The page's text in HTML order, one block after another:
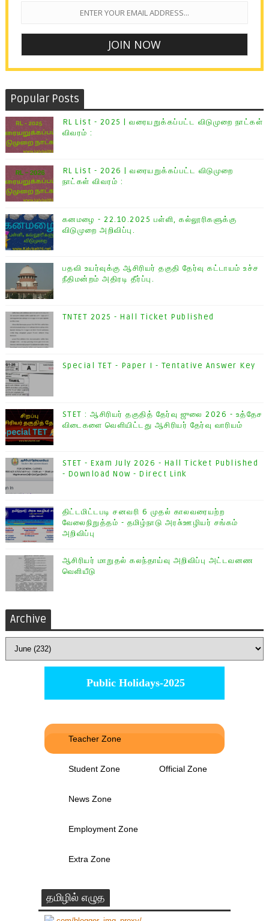
Popular Posts
RL List - 2025 | வரையறுக்கப்பட்ட விடுமுறை நாட்கள்
விவரம் :
RL List - 2026 | வரையறுக்கப்பட்ட விடுமுறை
நாட்கள் விவரம் :
கனமழை - 22.10.2025 பள்ளி, கல்லூரிகளுக்கு
விடுமுறை அறிவிப்பு.
பதவி உயர்வுக்கு ஆசிரியர் தகுதி தேர்வு கட்டாயம் உச்ச
நீதிமன்றம் அதிரடி தீர்ப்பு.
TNTET 2025 - Hall Ticket Published
Special TET - Paper I - Tentative Answer Key
STET : ஆசிரியர் தகுதித் தேர்வு ஜுலை 2026 - உத்தேச
விடைகளை வெளியிட்டது ஆசிரியர் தேர்வு வாரியம்
STET - Exam July 2026 - Hall Ticket Published
- Download Now - Direct Link
திட்டமிட்டபடி சனவரி 6 முதல் காலவரையற்ற
வேலைநிறுத்தம் - தமிழ்நாடு அரசு்ஊழியர் சங்கம்
அறிவிப்பு
ஆசிரியர் மாறுதல் கலந்தாய்வு அறிவிப்பு அட்டவனண
வெளியீடு
Archive
Public Holidays-2025
Teacher Zone
Student Zone Official Zone
News Zone
Employment Zone
Extra Zone
தமிழில் எழுத